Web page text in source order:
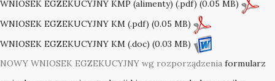
WNIOSEK EGZEKUCYJNY KMP (alimenty) (.pdf) (0.05 MB)
WNIOSEK EGZEKUCYJNY KM (.pdf) (0.05 MB)
WNIOSEK EGZEKUCYJNY KM (.doc) (0.03 MB)
NOWY WNIOSEK EGZEKUCYJNY wg rozporządzenia formularz